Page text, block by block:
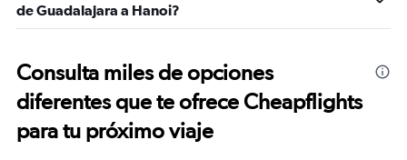
de Guadalajara a Hanoi?
Consulta miles de opciones
diferentes que te ofrece Cheapflights
para tu próximo viaje